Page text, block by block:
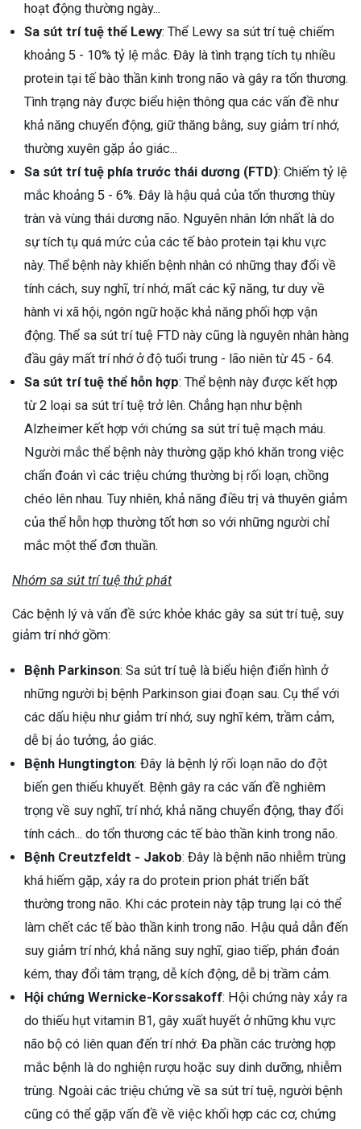
hoạt động thường ngày...
Sa sút trí tuệ thể Lewy: Thể Lewy sa sút trí tuệ chiếm
khoảng 5 - 10% tỷ lệ mắc. Đây là tình trạng tích tụ nhiều
protein tại tế bào thần kinh trong não và gây ra tổn thương.
Tình trạng này được biểu hiện thông qua các vấn đề như
khả năng chuyển động, giữ thăng bằng, suy giảm trí nhớ,
thường xuyên gặp ảo giác...
Sa sút trí tuệ phía trước thái dương (FTD): Chiếm tỷ lệ
mắc khoảng 5 - 6%. Đây là hậu quả của tổn thương thùy
tràn và vùng thái dương não. Nguyên nhân lớn nhất là do
sự tích tụ quá mức của các tế bào protein tại khu vực
này. Thể bệnh này khiến bệnh nhân có những thay đổi về
tính cách, suy nghĩ, trí nhớ, mất các kỹ năng, tư duy về
hành vi xã hội, ngôn ngữ hoặc khả năng phối hợp vận
động. Thể sa sút trí tuệ FTD này cũng là nguyên nhân hàng
đầu gây mất trí nhớ ở độ tuổi trung - lão niên từ 45 - 64.
Sa sút trí tuệ thể hỗn hợp: Thể bệnh này được kết hợp
từ 2 loại sa sút trí tuệ trở lên. Chẳng hạn như bệnh
Alzheimer kết hợp với chứng sa sút trí tuệ mạch máu.
Người mắc thể bệnh này thường gặp khó khăn trong việc
chẩn đoán vì các triệu chứng thường bị rối loạn, chồng
chéo lên nhau. Tuy nhiên, khả năng điều trị và thuyên giảm
của thể hỗn hợp thường tốt hơn so với những người chỉ
mắc một thể đơn thuần.
Nhóm sa sút trí tuệ thứ phát
Các bệnh lý và vấn đề sức khỏe khác gây sa sút trí tuệ, suy
giảm trí nhớ gồm:
Bệnh Parkinson: Sa sút trí tuệ là biểu hiện điển hình ở
những người bị bệnh Parkinson giai đoạn sau. Cụ thể với
các dấu hiệu như giảm trí nhớ, suy nghĩ kém, trầm cảm,
dễ bị ảo tưởng, ảo giác.
Bệnh Hungtington: Đây là bệnh lý rối loạn não do đột
biến gen thiếu khuyết. Bệnh gây ra các vấn đề nghiêm
trọng về suy nghĩ, trí nhớ, khả năng chuyển động, thay đổi
tính cách... do tổn thương các tế bào thần kinh trong não.
Bệnh Creutzfeldt - Jakob: Đây là bệnh não nhiễm trùng
khá hiếm gặp, xảy ra do protein prion phát triển bất
thường trong não. Khi các protein này tập trung lại có thể
làm chết các tế bào thần kinh trong não. Hậu quả dẫn đến
suy giảm trí nhớ, khả năng suy nghĩ, giao tiếp, phán đoán
kém, thay đổi tâm trạng, dễ kích động, dễ bị trầm cảm.
Hội chứng Wernicke-Korssakoff: Hội chứng này xảy ra
do thiếu hụt vitamin B1, gây xuất huyết ở những khu vực
não bộ có liên quan đến trí nhớ. Đa phần các trường hợp
mắc bệnh là do nghiện rượu hoặc suy dinh dưỡng, nhiễm
trùng. Ngoài các triệu chứng về sa sút trí tuệ, người bệnh
cũng có thể gặp vấn đề về việc khối hợp các cơ, chứng